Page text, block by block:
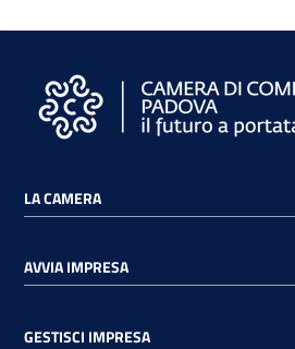
Prenota
on line
LA CAMERA
AVVIA IMPRESA
GESTISCI IMPRESA